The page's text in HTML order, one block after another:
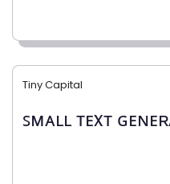
Tiny Capital
ꜱᴍᴀʟʟ ᴛᴇxᴛ